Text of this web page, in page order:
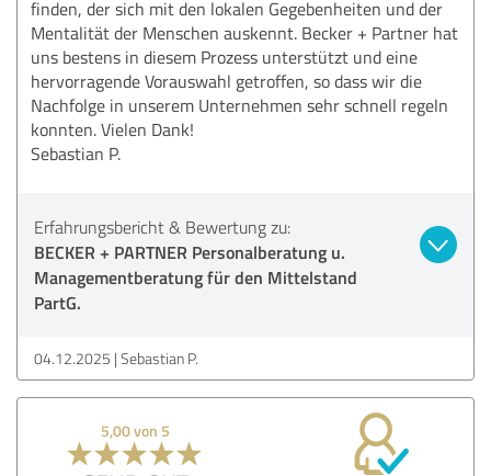
finden, der sich mit den lokalen Gegebenheiten und der
Mentalität der Menschen auskennt. Becker + Partner hat
uns bestens in diesem Prozess unterstützt und eine
hervorragende Vorauswahl getroffen, so dass wir die
Nachfolge in unserem Unternehmen sehr schnell regeln
konnten. Vielen Dank!
Sebastian P.
Erfahrungsbericht & Bewertung zu:
BECKER + PARTNER Personalberatung u.
Managementberatung für den Mittelstand
PartG.
04.12.2025 Sebastian P.
5,00 von 5